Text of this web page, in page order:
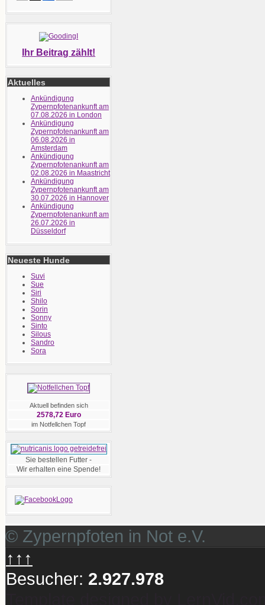
Ihr Beitrag zählt!
Aktuelles
Ankündigung
Zypernpfotenankunft am
07.08.2026 in London
Ankündigung
Zypernpfotenankunft am
06.08.2026 in
Amsterdam
Ankündigung
Zypernpfotenankunft am
02.08.2026 in Maastricht
Ankündigung
Zypernpfotenankunft am
30.07.2026 in Hannover
Ankündigung
Zypernpfotenankunft am
26.07.2026 in
Düsseldorf
Neueste Hunde
Suvi
Sue
Siri
Shilo
Sorin
Sonny
Sinto
Silous
Sandro
Sora
Aktuell befinden sich
2578,72 Euro
im Notfellchen Topf
Sie bestellen Futter -
Wir erhalten eine Spende!
© Zypernpfoten in Not e.V.
↑↑↑
Besucher: 2.927.978